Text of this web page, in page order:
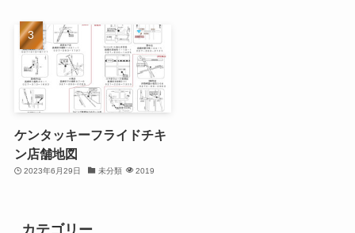
ケンタッキーフライドチキ
ン店舗地図
2023年6月29日 未分類 2019
カテゴリー